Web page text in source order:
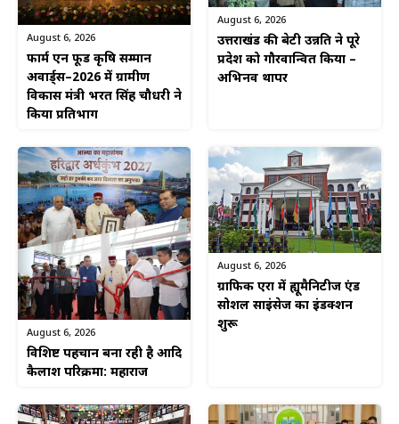
August 6, 2026
फार्म एन फूड कृषि सम्मान
अवार्ड्स–2026 में ग्रामीण
विकास मंत्री भरत सिंह चौधरी ने
किया प्रतिभाग
August 6, 2026
उत्तराखंड की बेटी उन्नति ने पूरे
प्रदेश को गौरवान्वित किया –
अभिनव थापर
August 6, 2026
विशिष्ट पहचान बना रही है आदि
कैलाश परिक्रमा: महाराज
August 6, 2026
ग्राफिक एरा में ह्यूमैनिटीज एंड
सोशल साइंसेज का इंडक्शन
शुरू